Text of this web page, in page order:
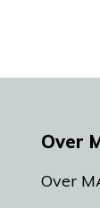
Over
Over